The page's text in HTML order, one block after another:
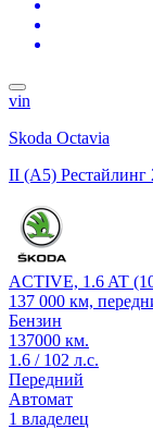
vin
Skoda Octavia
II (A5) Рестайлинг
ACTIVE, 1.6 AT
137 000 км,
Бензин
137000 км.
1.6 / 102 л.с.
Передний
Автомат
1 владелец